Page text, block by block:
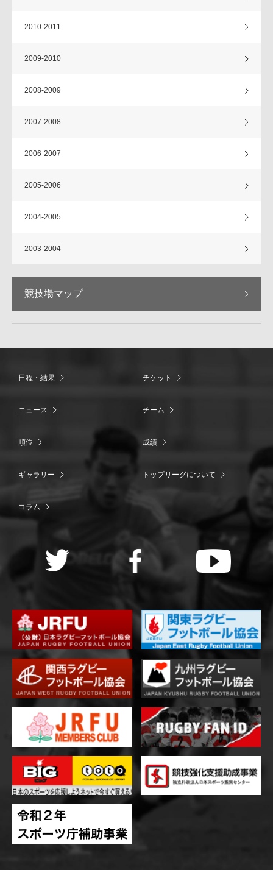
2010-2011
2009-2010
2008-2009
2007-2008
2006-2007
2005-2006
2004-2005
2003-2004
競技場マップ
日程・結果 チケット
ニュース チーム
順位 成績
ギャラリー トップリーグについて
コラム